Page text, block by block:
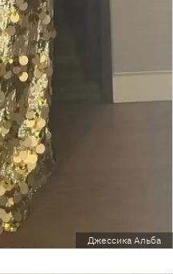
Джессика Альба